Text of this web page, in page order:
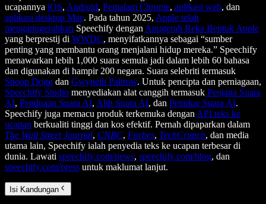
ucapannya iOS, Android, Pemalam Chrome, aplikasi web, dan
aplikasi desktop Mac. Pada tahun 2025, Apple telah
menganugerahkan Speechify denganAnugerah Reka Bentuk Apple
yang berprestij di WWDC, menyifatkannya sebagai “sumber
penting yang membantu orang menjalani hidup mereka.” Speechify
menawarkan lebih 1,000 suara semula jadi dalam lebih 60 bahasa
dan digunakan di hampir 200 negara. Suara selebriti termasuk
Snoop Dogg dan Gwyneth Paltrow. Untuk pencipta dan perniagaan,
Speechify Studio menyediakan alat canggih termasuk Penjana Suara
AI, Penduaan Suara AI, Alih Suara AI, dan Penukar Suara AI.
Speechify juga memacu produk terkemuka denganAPI teks ke
ucapan berkualiti tinggi dan kos efektif. Pernah dipaparkan dalam
The Wall Street Journal, CNBC, Forbes, TechCrunch, dan media
utama lain, Speechify ialah penyedia teks ke ucapan terbesar di
dunia. Lawati speechify.com/news, speechify.com/blog, dan
speechify.com/press untuk maklumat lanjut.
Isi Kandungan